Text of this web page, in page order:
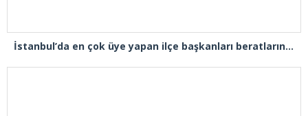
İstanbul’da en çok üye yapan ilçe başkanları beratlarını Cumhurbaşkanı Erdoğan’ın elinden aldı